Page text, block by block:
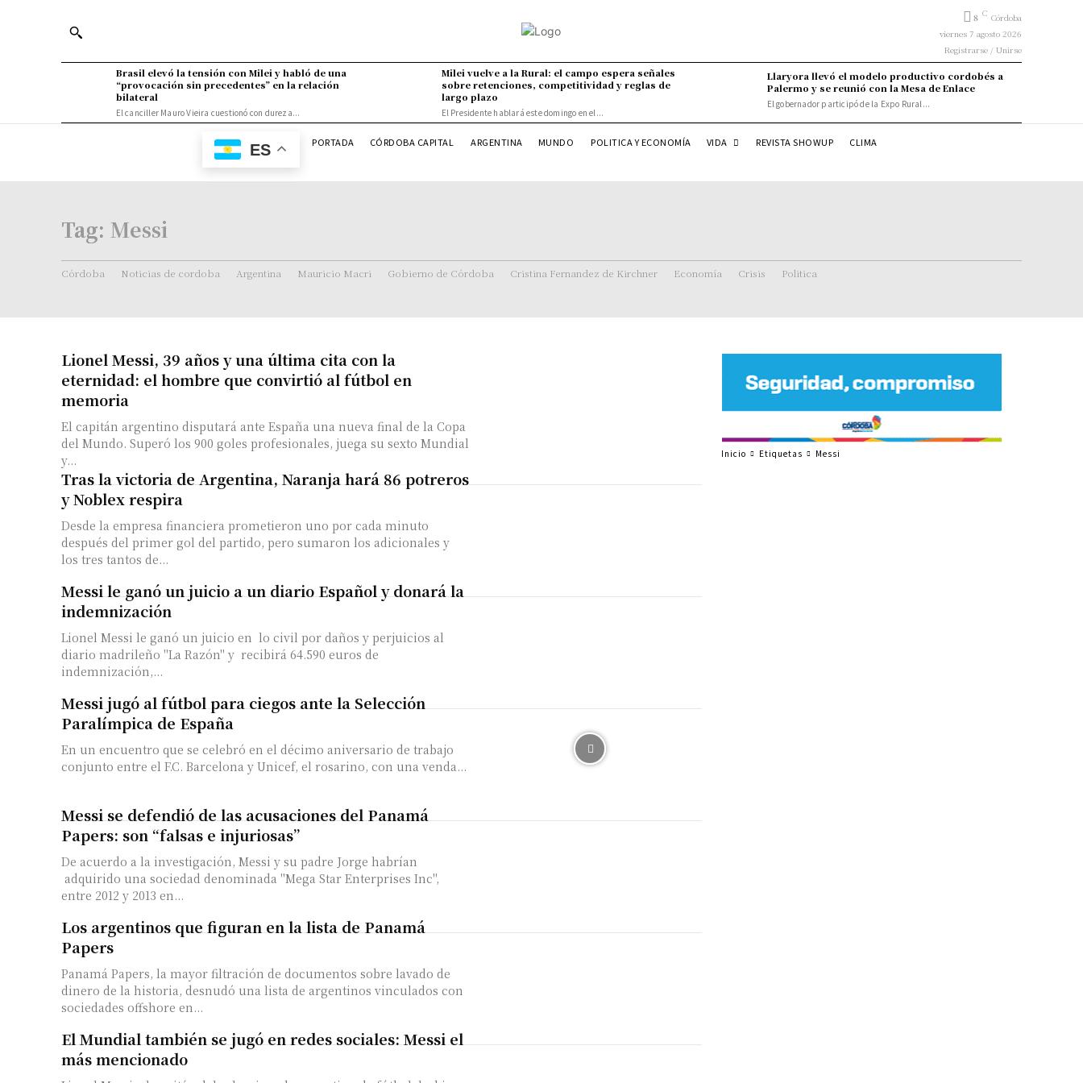
8 C Córdoba
viernes 7 agosto 2026
Registrarse / Unirse
Brasil elevó la tensión con Milei y habló de una
“provocación sin precedentes” en la relación
bilateral
El canciller Mauro Vieira cuestionó con dureza...
Milei vuelve a la Rural: el campo espera señales
sobre retenciones, competitividad y reglas de
largo plazo
El Presidente hablará este domingo en el...
Llaryora llevó el modelo productivo cordobés a
Palermo y se reunió con la Mesa de Enlace
El gobernador participó de la Expo Rural...
ES PORTADA CÓRDOBA CAPITAL ARGENTINA MUNDO POLITICA Y ECONOMÍA VIDA REVISTA SHOWUP CLIMA
Tag: Messi
Córdoba Noticias de cordoba Argentina Mauricio Macri Gobierno de Córdoba Cristina Fernandez de Kirchner Economía Crisis Politica
Lionel Messi, 39 años y una última cita con la
eternidad: el hombre que convirtió al fútbol en
memoria
El capitán argentino disputará ante España una nueva final de la Copa
del Mundo. Superó los 900 goles profesionales, juega su sexto Mundial
y...
Tras la victoria de Argentina, Naranja hará 86 potreros
y Noblex respira
Desde la empresa financiera prometieron uno por cada minuto
después del primer gol del partido, pero sumaron los adicionales y
los tres tantos de...
Messi le ganó un juicio a un diario Español y donará la
indemnización
Lionel Messi le ganó un juicio en lo civil por daños y perjuicios al
diario madrileño "La Razón" y recibirá 64.590 euros de
indemnización,...
Messi jugó al fútbol para ciegos ante la Selección
Paralímpica de España
En un encuentro que se celebró en el décimo aniversario de trabajo
conjunto entre el F.C. Barcelona y Unicef, el rosarino, con una venda...
Messi se defendió de las acusaciones del Panamá
Papers: son “falsas e injuriosas”
De acuerdo a la investigación, Messi y su padre Jorge habrían
adquirido una sociedad denominada "Mega Star Enterprises Inc",
entre 2012 y 2013 en...
Los argentinos que figuran en la lista de Panamá
Papers
Panamá Papers, la mayor filtración de documentos sobre lavado de
dinero de la historia, desnudó una lista de argentinos vinculados con
sociedades offshore en...
El Mundial también se jugó en redes sociales: Messi el
más mencionado
Inicio Etiquetas Messi